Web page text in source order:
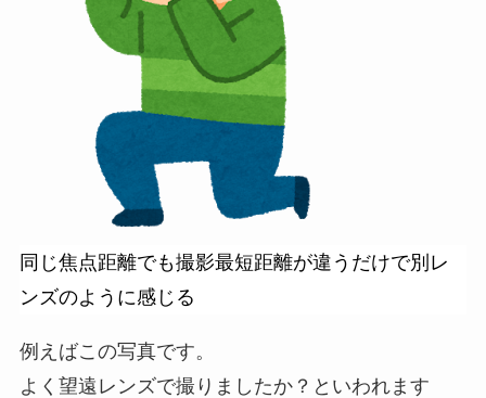
同じ焦点距離でも撮影最短距離が違うだけで別レ
ンズのように感じる
例えばこの写真です。
よく望遠レンズで撮りましたか？といわれます